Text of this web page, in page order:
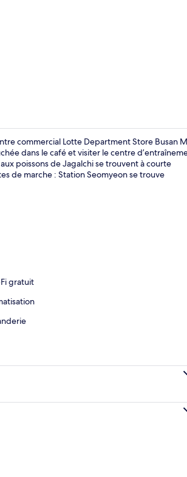
commercial Lotte Department Store Busan
dans le café et visiter le centre
poissons de Jagalchi se trouvent à courte
de marche : Station Seomyeon se trouve
gratuit